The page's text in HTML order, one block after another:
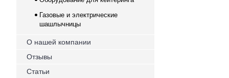
Газовые и электрические
шашлычницы
О нашей компании
Отзывы
Статьи